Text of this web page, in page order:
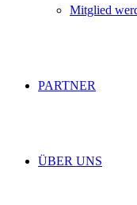
Mitglied
PARTNER
ÜBER UNS